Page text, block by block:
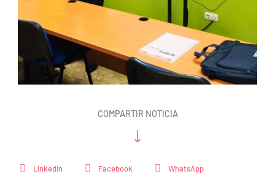
COMPARTIR NOTICIA
LinkedIn Facebook WhatsApp